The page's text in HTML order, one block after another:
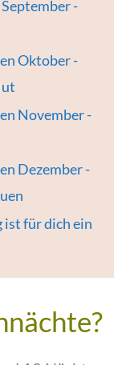
-
Oktober -
November -
Dezember -
ist für dich ein